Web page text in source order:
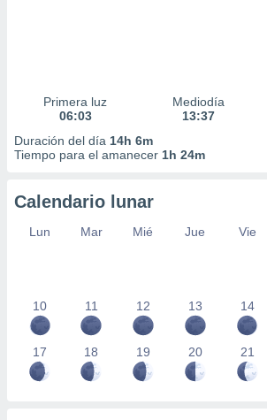
Primera luz
06:03
Mediodía
13:37
Duración del día 14h 6m
Tiempo para el amanecer 1h 24m
Calendario lunar
Lun Mar Mié Jue Vie
10 11 12 13 14
17 18 19 20 21